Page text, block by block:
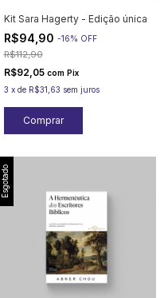
Kit Sara Hagerty - Edição única
R$94,90 -16% OFF
R$112,90
R$92,05 com Pix
3 x de R$31,63 sem juros
Esgotado